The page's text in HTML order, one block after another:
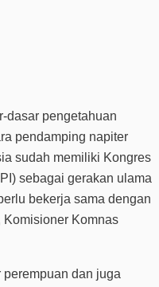
dasar pengetahuan
pendamping napiter
sudah memiliki Kongres
sebagai gerakan ulama
bekerja sama dengan
Komisioner Komnas
perempuan dan juga